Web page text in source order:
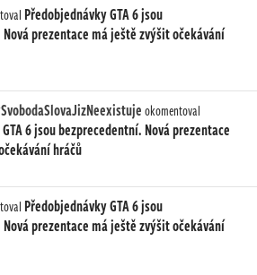
Předobjednávky GTA 6 jsou
prezentace má ještě zvýšit očekávání
okomentoval
6 jsou bezprecedentní. Nová prezentace
hráčů
Předobjednávky GTA 6 jsou
prezentace má ještě zvýšit očekávání